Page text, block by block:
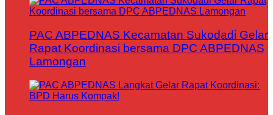
PAC ABPEDNAS Kecamatan Sukodadi Gelar
Rapat Koordinasi bersama DPC ABPEDNAS
Lamongan